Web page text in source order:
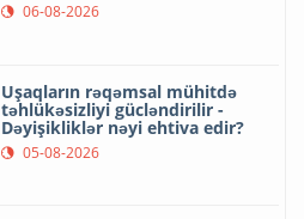
06-08-2026
Uşaqların rəqəmsal mühitdə
təhlükəsizliyi gücləndirilir -
Dəyişikliklər nəyi ehtiva edir?
05-08-2026